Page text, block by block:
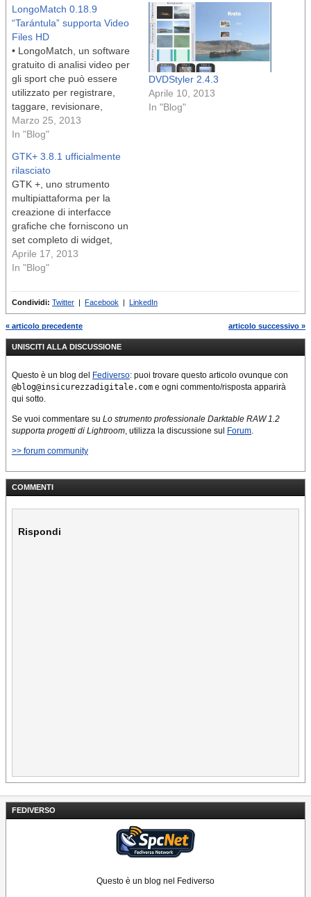
FEDIVERSO
Questo è un blog nel Fediverso
LongoMatch 0.18.9
“Tarántula” supporta Video
Files HD
• LongoMatch, un software
gratuito di analisi video per
gli sport che può essere
utilizzato per registrare,
taggare, revisionare,
disegnare, editare video,
per giochi e analisi in tempo
0.18.9. n LongoMatch
0.18.9 è stato
soprannominato “Tarantula”
dagli sviluppatori e porta
alcune modifiche e
miglioramenti. Come…
Marzo 25, 2013
In "Blog"
DVDStyler 2.4.3
Aprile 10, 2013
In "Blog"
GTK+ 3.8.1 ufficialmente
rilasciato
GTK +, uno strumento
multipiattaforma per la
creazione di interfacce
grafiche che forniscono un
set completo di widget,
adatto per completare suite
di applicazioni, è ora alla
gli sviluppatori, GTK + 3.8.1
include nuove funzionalità e
parecchi aggiornamenti.
Questa è ora una versione
stabile ed è…
Aprile 17, 2013
In "Blog"
Condividi: Twitter | Facebook | LinkedIn
« articolo precedente articolo successivo »
UNISCITI ALLA DISCUSSIONE
Questo è un blog del Fediverso: puoi trovare questo articolo ovunque con
@blog@insicurezzadigitale.com e ogni commento/risposta apparirà
qui sotto.
Se vuoi commentare su Lo strumento professionale Darktable RAW 1.2
supporta progetti di Lightroom, utilizza la discussione sul Forum.
>> forum community
COMMENTI
Rispondi